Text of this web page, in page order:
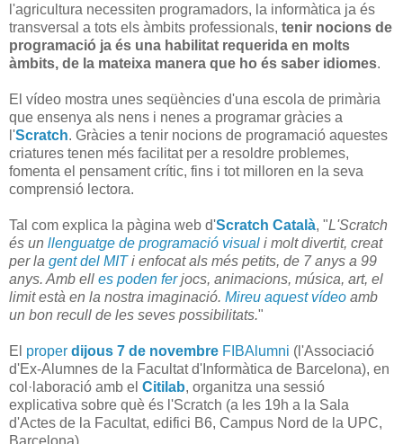
l'agricultura necessiten programadors, la informàtica ja és
transversal a tots els àmbits professionals, tenir nocions de
programació ja és una habilitat requerida en molts
àmbits, de la mateixa manera que ho és saber idiomes.
El vídeo mostra unes seqüències d'una escola de primària
que ensenya als nens i nenes a programar gràcies a
l'Scratch. Gràcies a tenir nocions de programació aquestes
criatures tenen més facilitat per a resoldre problemes,
fomenta el pensament crític, fins i tot milloren en la seva
comprensió lectora.
Tal com explica la pàgina web d'Scratch Català, "L'Scratch
és un llenguatge de programació visual i molt divertit, creat
per la gent del MITi enfocat als més petits, de 7 anys a 99
anys. Amb ell es poden ferjocs, animacions, música, art, el
limit està en la nostra imaginació. Mireu aquest vídeo amb
un bon recull de les seves possibilitats."
El proper dijous 7 de novembre FIBAlumni (l'Associació
d'Ex-Alumnes de la Facultat d'Informàtica de Barcelona), en
col·laboració amb el Citilab, organitza una sessió
explicativa sobre què és l'Scratch (a les 19h a la Sala
d'Actes de la Facultat, edifici B6, Campus Nord de la UPC,
Barcelona).